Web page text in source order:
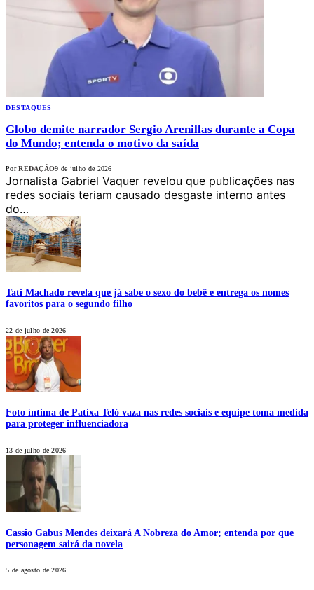
DESTAQUES
Globo demite narrador Sergio Arenillas durante a Copa
do Mundo; entenda o motivo da saída
Por REDAÇÃO9 de julho de 2026
Jornalista Gabriel Vaquer revelou que publicações nas
redes sociais teriam causado desgaste interno antes
do…
Tati Machado revela que já sabe o sexo do bebê e entrega os nomes
favoritos para o segundo filho
22 de julho de 2026
Foto íntima de Patixa Teló vaza nas redes sociais e equipe toma medida
para proteger influenciadora
13 de julho de 2026
Cassio Gabus Mendes deixará A Nobreza do Amor; entenda por que
personagem sairá da novela
5 de agosto de 2026